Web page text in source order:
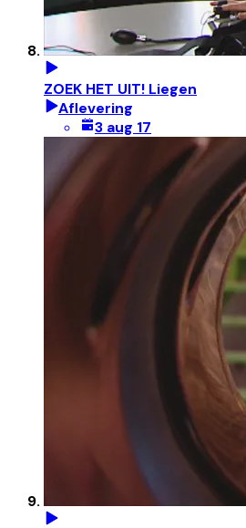
ZOEK HET UIT! Liegen
Aflevering
3 aug 17